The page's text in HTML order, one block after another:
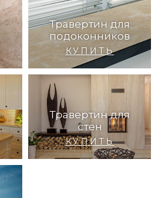
Травертин для
подоконников
КУПИТЬ
Травертин для
стен
КУПИТЬ